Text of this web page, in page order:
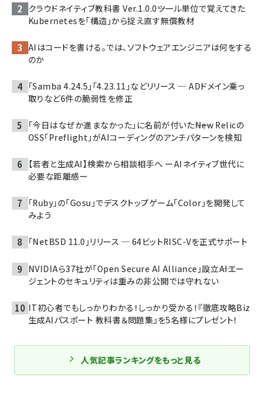
クラウドネイティブ教科書 Ver.1.0.0――ツール単位で覚えてきた
Kubernetesを「構造」から捉え直す無償教材
AIはコードを書ける。では、ソフトウェアエンジニアは何をする
のか
「Samba 4.24.5」「4.23.11」などリリース ─ ADドメイン乗っ
取りなど6件の脆弱性を修正
「今日はなぜか進まなかった」に名前が付いた――New Relicの
OSS「Preflight」がAIコーディングのアンチパターンを検知
【若者と生成AI】検索から相談相手へ ーAIネイティブ世代に
必要な距離感ー
「Ruby」の「Gosu」でデスクトップゲーム「Color」を開発して
みよう
「NetBSD 11.0」リリース ─ 64ビットRISC-Vを正式サポート
NVIDIAら37社が「Open Secure AI Alliance」設立――AIエー
ジェントのセキュリティは重みの非公開では守れない
IT初心者でもしっかりわかる！しっかり受かる！『徹底攻略Biz
生成AIパスポート 教科書＆問題集』を5名様にプレゼント！
人気記事ランキングをもっと見る